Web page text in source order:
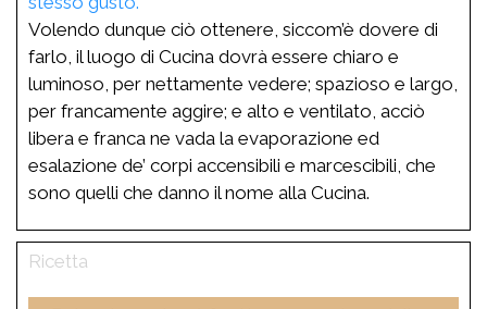
Volendo dunque ciò ottenere, siccom’è dovere di
farlo, il luogo di Cucina dovrà essere chiaro e
luminoso, per nettamente vedere; spazioso e largo,
per francamente aggire; e alto e ventilato, acciò
libera e franca ne vada la evaporazione ed
esalazione de’ corpi accensibili e marcescibili, che
sono quelli che danno il nome alla Cucina.